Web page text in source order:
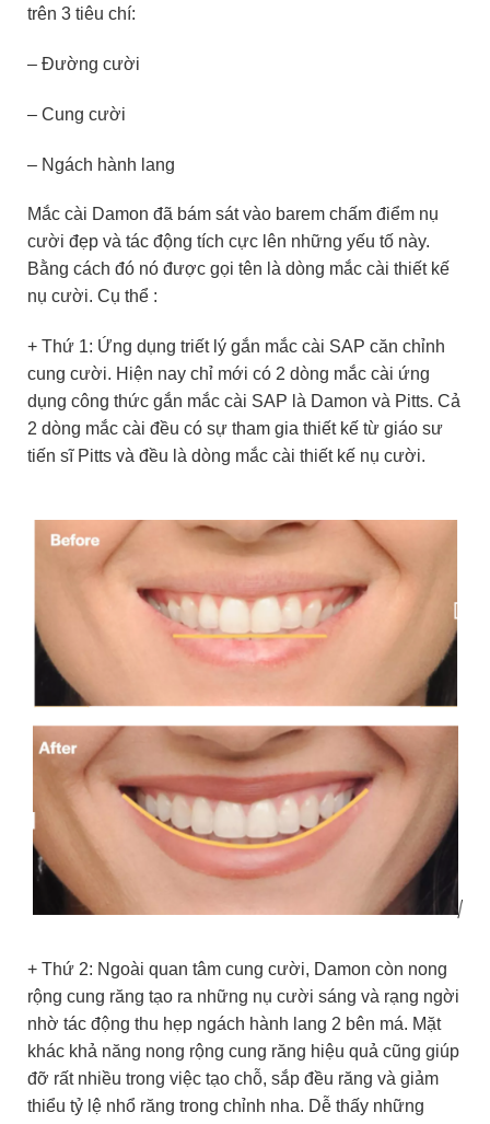
trên 3 tiêu chí:
– Đường cười
– Cung cười
– Ngách hành lang
Mắc cài Damon đã bám sát vào barem chấm điểm nụ
cười đẹp và tác động tích cực lên những yếu tố này.
Bằng cách đó nó được gọi tên là dòng mắc cài thiết kế
nụ cười. Cụ thể :
+ Thứ 1: Ứng dụng triết lý gắn mắc cài SAP căn chỉnh
cung cười. Hiện nay chỉ mới có 2 dòng mắc cài ứng
dụng công thức gắn mắc cài SAP là Damon và Pitts. Cả
2 dòng mắc cài đều có sự tham gia thiết kế từ giáo sư
tiến sĩ Pitts và đều là dòng mắc cài thiết kế nụ cười.
+ Thứ 2: Ngoài quan tâm cung cười, Damon còn nong
rộng cung răng tạo ra những nụ cười sáng và rạng ngời
nhờ tác động thu hẹp ngách hành lang 2 bên má. Mặt
khác khả năng nong rộng cung răng hiệu quả cũng giúp
đỡ rất nhiều trong việc tạo chỗ, sắp đều răng và giảm
thiểu tỷ lệ nhổ răng trong chỉnh nha. Dễ thấy những